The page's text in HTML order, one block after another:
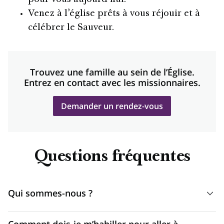
Venez à l’église prêts à vous réjouir et à
célébrer le Sauveur.
Trouvez une famille au sein de l’Église.
Entrez en contact avec les missionnaires.
Demander un rendez-vous
Questions fréquentes
Qui sommes-nous ?